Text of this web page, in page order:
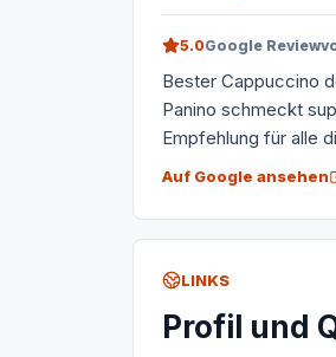
5.0Google Review
Bester Cappuccino
Panino schmeckt
Empfehlung für alle
Auf Google ansehen
LINKS
Profil und